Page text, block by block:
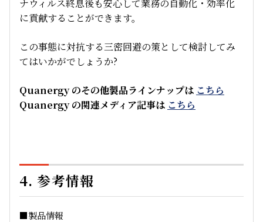
ナウィルス終息後も安心して業務の自動化・効率化
に貢献することができます。
この事態に対抗する三密回避の策として検討してみ
てはいかがでしょうか?
Quanergy のその他製品ラインナップは こちら
Quanergy の関連メディア記事は こちら
4. 参考情報
■製品情報